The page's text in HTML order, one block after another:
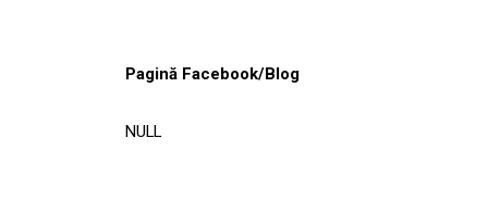
Pagină Facebook/Blog
NULL